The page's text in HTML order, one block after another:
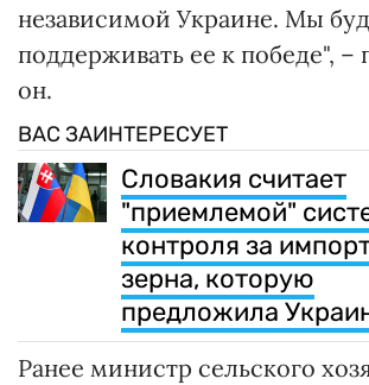
независимой Украине. Мы
поддерживать ее к победе", –
он.
ВАС ЗАИНТЕРЕСУЕТ
Словакия считает
"приемлемой"
контроля за
зерна, которую
предложила
Ранее министр сельского